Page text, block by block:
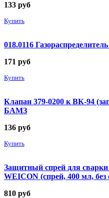
133 руб
Купить
018.0116
171 руб
Купить
Клапан 379-0200 к ВК-94
БАМЗ
136 руб
Купить
Защитный спрей для
WEICON (спрей, 400 мл, без
810 руб